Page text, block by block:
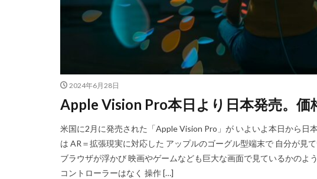
2024年6月28日
Apple Vision Pro本日より日本発売。
米国に2月に発売された「Apple Vision Pro」が いよいよ本日から日
は AR＝拡張現実に対応した アップルのゴーグル型端末で 自分が見
ブラウザが浮かび 映画やゲームなども巨大な画面で見ているかのよ
コントローラーはなく 操作 […]